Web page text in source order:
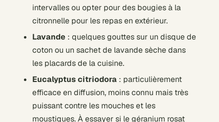
intervalles ou opter pour des bougies à la
citronnelle pour les repas en extérieur.
Lavande : quelques gouttes sur un disque de
coton ou un sachet de lavande sèche dans
les placards de la cuisine.
Eucalyptus citriodora : particulièrement
efficace en diffusion, moins connu mais très
puissant contre les mouches et les
moustiques. À essayer si le géranium rosat